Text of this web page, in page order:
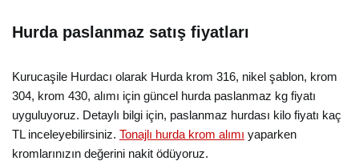
Hurda paslanmaz satış fiyatları
Kurucaşile Hurdacı olarak Hurda krom 316, nikel şablon, krom
304, krom 430, alımı için güncel hurda paslanmaz kg fiyatı
uyguluyoruz. Detaylı bilgi için, paslanmaz hurdası kilo fiyatı kaç
TL inceleyebilirsiniz. Tonajlı hurda krom alımı yaparken
kromlarınızın değerini nakit ödüyoruz.